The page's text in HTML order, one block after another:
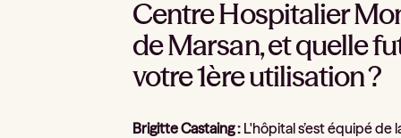
Centre Hospitalier
de Marsan, et quelle
votre 1ère utilisation ?
Brigitte Castaing : L'hôpital s’est équipé de